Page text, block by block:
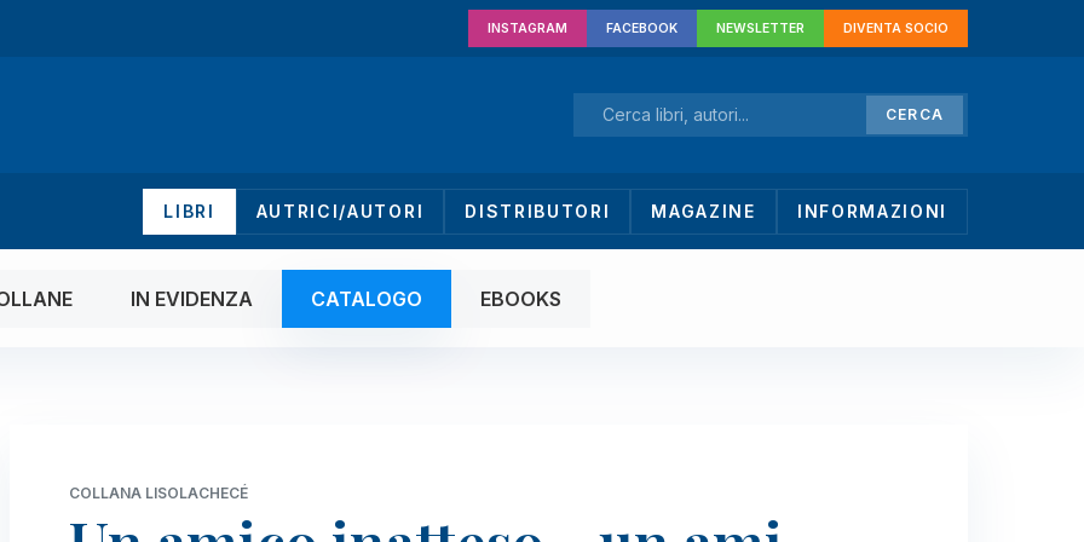
INSTAGRAM FACEBOOK NEWSLETTER DIVENTA SOCIO
CERCA
LIBRI AUTRICI/AUTORI DISTRIBUTORI MAGAZINE INFORMAZIONI
IN EVIDENZA CATALOGO EBOOKS
COLLANA LISOLACHECÉ